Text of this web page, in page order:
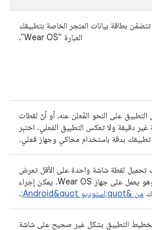
بطاقة بيانات المتجر الخاصة بتطبيقك
العبارة "Wear OS".
التطبيق على النحو المُعلن عنه، أو أنّ لقطات
غير دقيقة ولا تعكس التطبيق الفعلي. اختبِر
تطبيقك بدقة باستخدام محاكي وجهاز فعلي.
تحميل لقطة شاشة واحدة على الأقل تعرض
التطبيق وهو يعمل على جهاز Wear OS. يمكن إجراء
من &quot;استوديو Android&quot; .
التطبيق بشكل غير صحيح على شاشة